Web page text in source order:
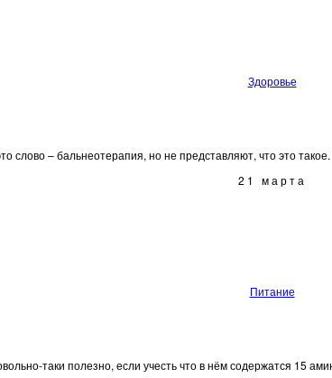
Здоровье
слово – бальнеотерапия, но не представляют, что это
21 марта
Питание
таки полезно, если учесть что в нём содержатся 15